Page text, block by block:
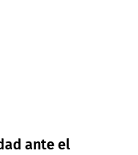
ante el